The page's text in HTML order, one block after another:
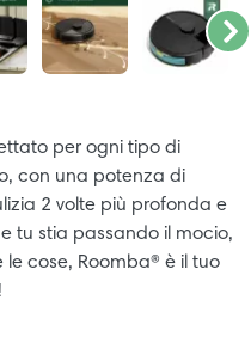
per ogni tipo di
con una potenza di
2 volte più profonda e
tu stia passando il mocio,
cose, Roomba® è il tuo